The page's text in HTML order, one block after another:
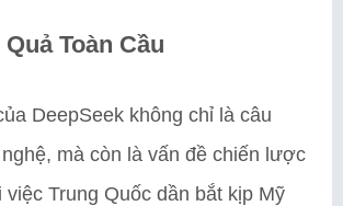
Toàn Cầu
DeepSeek không chỉ là câu
mà còn là vấn đề chiến lược
Trung Quốc dần bắt kịp Mỹ